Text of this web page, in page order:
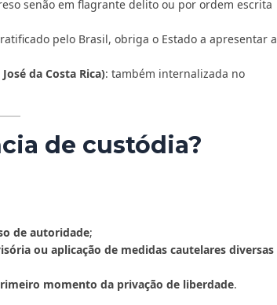
senão em flagrante delito ou por ordem escrita
pelo Brasil, obriga o Estado a apresentar a
da Costa Rica): também internalizada no
de custódia?
de autoridade;
ou aplicação de medidas cautelares diversas
momento da privação de liberdade.